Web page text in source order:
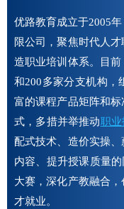
优路教育成立于2005
限公司，聚焦时代人
造职业培训体系。目
和200多家分支机构，
富的课程产品矩阵和
式，多措并举推动职
配式技术、造价实操
内容、提升授课质量
大赛，深化产教融合
才就业。